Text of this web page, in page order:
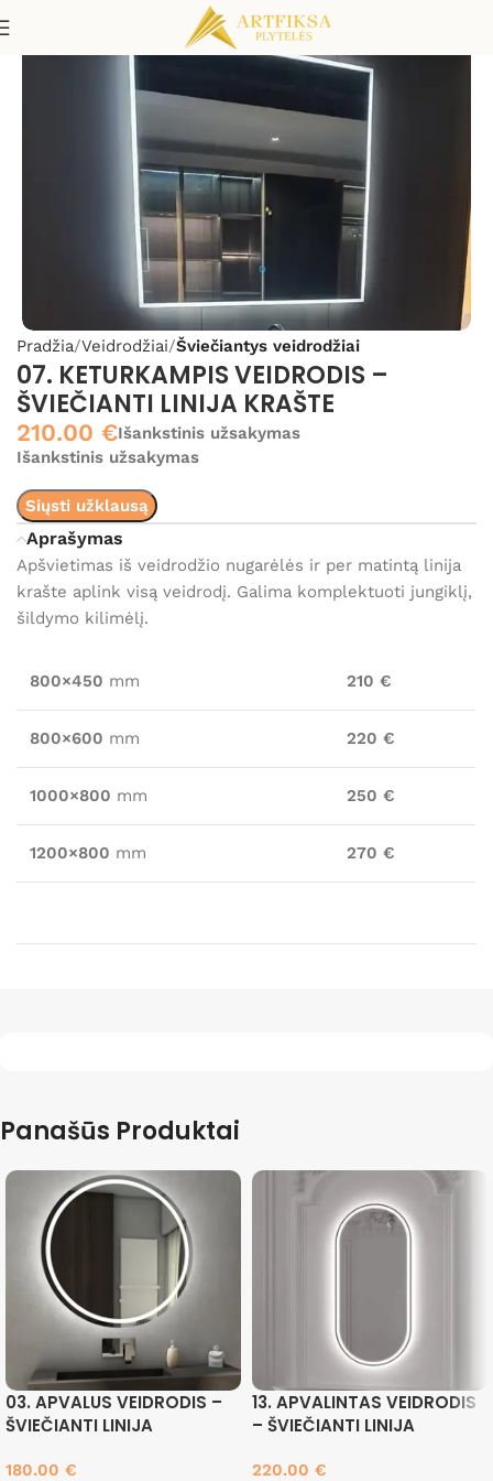
Pradžia Veidrodžiai Šviečiantys veidrodžiai
07. KETURKAMPIS VEIDRODIS –
ŠVIEČIANTI LINIJA KRAŠTE
210.00 €Išankstinis užsakymas
Išankstinis užsakymas
Siųsti užklausą
Aprašymas
Apšvietimas iš veidrodžio nugarėlės ir per matintą linija
krašte aplink visą veidrodį. Galima komplektuoti jungiklį,
šildymo kilimėlį.
800×450 mm 210 €
800×600 mm 220 €
1000×800 mm 250 €
1200×800 mm 270 €
Panašūs Produktai
03. APVALUS VEIDRODIS –
ŠVIEČIANTI LINIJA
180.00 €
13. APVALINTAS VEIDRODIS
– ŠVIEČIANTI LINIJA
220.00 €